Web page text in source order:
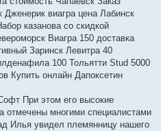
виагра цена Лабинск
казанова со скидкой
Виагра 150 доставка
Заринск Левитра 40
100 Тольятти Stud 5000
Купить онлайн Дапоксетин
При этом его высокие
отмечены многими специалистами
Илья увидел племянницу нашего